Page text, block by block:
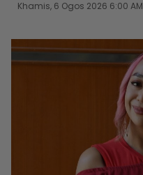
Khamis, 6 Ogos 2026 6:00 AM